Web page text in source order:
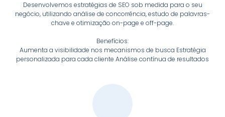
Desenvolvemos estratégias de SEO sob medida para o seu
negócio, utilizando análise de concorrência, estudo de palavras-
chave e otimização on-page e off-page.
Benefícios:
Aumenta a visibilidade nos mecanismos de busca Estratégia
personalizada para cada cliente Análise contínua de resultados